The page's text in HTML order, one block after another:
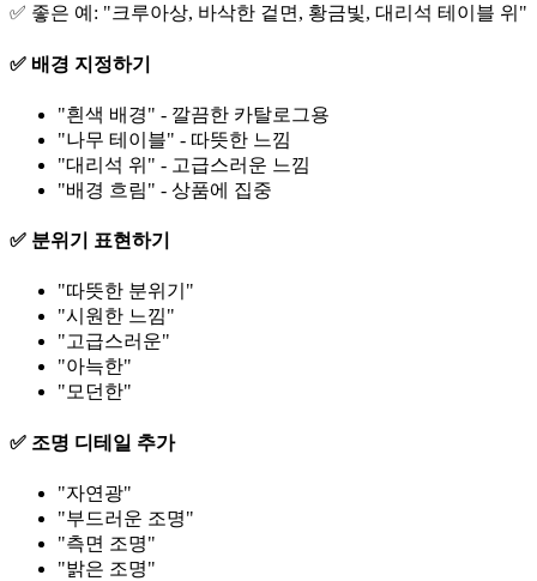
✅ 좋은 예: "크루아상, 바삭한 겉면, 황금빛, 대리석 테이블 위"
✅ 배경 지정하기
"흰색 배경" - 깔끔한 카탈로그용
"나무 테이블" - 따뜻한 느낌
"대리석 위" - 고급스러운 느낌
"배경 흐림" - 상품에 집중
✅ 분위기 표현하기
"따뜻한 분위기"
"시원한 느낌"
"고급스러운"
"아늑한"
"모던한"
✅ 조명 디테일 추가
"자연광"
"부드러운 조명"
"측면 조명"
"밝은 조명"